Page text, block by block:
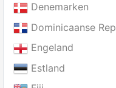
Denemarken
Dominicaanse Rep
Engeland
Estland